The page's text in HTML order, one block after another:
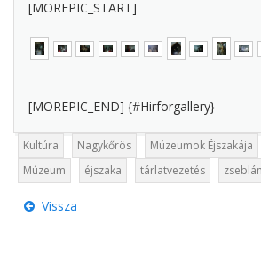
[MOREPIC_START]
[MOREPIC_END] {#Hirforgallery}
Kultúra Nagykőrös Múzeumok Éjszakája
Múzeum
éjszaka tárlatvezetés
Vissza